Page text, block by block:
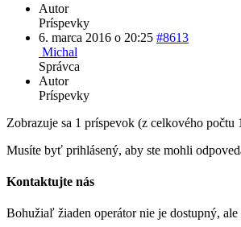
Autor
Príspevky
6. marca 2016 o 20:25 #8613
Michal
Správca
Autor
Príspevky
Zobrazuje sa 1 príspevok (z celkového počtu
Musíte byť prihlásený, aby ste mohli
Kontaktujte nás
Bohužiaľ žiaden operátor nie je dostupný,